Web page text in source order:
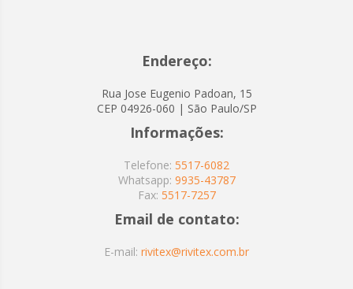
Endereço:
Rua Jose Eugenio Padoan, 15
CEP 04926-060 | São Paulo/SP
Informações:
Telefone: 5517-6082
Whatsapp: 9935-43787
Fax: 5517-7257
Email de contato:
E-mail: rivitex@rivitex.com.br